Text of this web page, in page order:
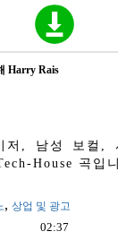
Harry Rais
저, 남성 보컬,
House 곡입
, 상업 및 광고
02:37